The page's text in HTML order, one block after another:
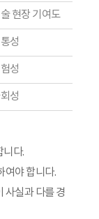
현장 기여도
성
성
성
니다.
여야 합니다.
사실과 다를 경